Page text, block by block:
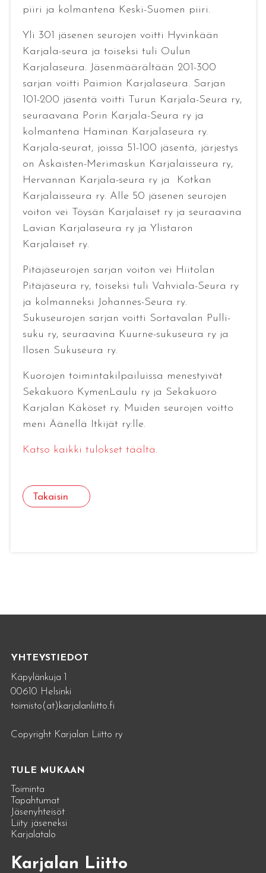
piiri ja kolmantena Keski-Suomen piiri.
Yli 301 jäsenen seurojen voitti Hyvinkään
Karjala-seura ja toiseksi tuli Oulun
Karjalaseura. Jäsenmäärältään 201-300
sarjan voitti Paimion Karjalaseura. Sarjan
101-200 jäsentä voitti Turun Karjala-Seura ry,
seuraavana Porin Karjala-Seura ry ja
kolmantena Haminan Karjalaseura ry.
Karjala-seurat, joissa 51-100 jäsentä, järjestys
on Askaisten-Merimaskun Karjalaisseura ry,
Hervannan Karjala-seura ry ja Kotkan
Karjalaisseura ry. Alle 50 jäsenen seurojen
voiton vei Töysän Karjalaiset ry ja seuraavina
Lavian Karjalaseura ry ja Ylistaron
Karjalaiset ry.
Pitäjäseurojen sarjan voiton vei Hiitolan
Pitäjäseura ry, toiseksi tuli Vahviala-Seura ry
ja kolmanneksi Johannes-Seura ry.
Sukuseurojen sarjan voitti Sortavalan Pulli-
suku ry, seuraavina Kuurne-sukuseura ry ja
Ilosen Sukuseura ry.
Kuorojen toimintakilpailuissa menestyivät
Sekakuoro KymenLaulu ry ja Sekakuoro
Karjalan Käköset ry. Muiden seurojen voitto
meni Äänellä Itkijät ry:lle.
Katso kaikki tulokset täältä.
Takaisin
YHTEYSTIEDOT
Käpylänkuja 1
00610 Helsinki
toimisto(at)karjalanliitto.fi
Copyright Karjalan Liitto ry
TULE MUKAAN
Toiminta
Tapahtumat
Jäsenyhteisöt
Liity jäseneksi
Karjalatalo
Karjalan Liitto